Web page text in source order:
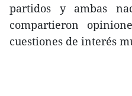
partidos y ambas
compartieron
cuestiones de interés